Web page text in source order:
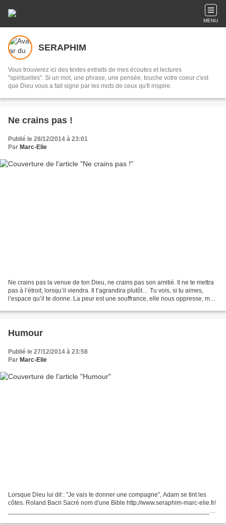
MENU
SERAPHIM
Vous trouverez ici des textes extraits de mes écoutes et lectures
"spirituelles". Si un mot, une phrase, une pensée, touche votre coeur c'est
que Dieu vous a fait signe par les mots de ceux qu'Il inspire.
Ne crains pas !
Publié le 28/12/2014 à 23:01
Par Marc-Elie
Ne crains pas la venue de ton Dieu, ne crains pas son amitié. Il ne te mettra
pas à l’étroit, lorsqu’il viendra. Il t’agrandira plutôt… Tu vois, si tu aimes,
l’espace qu’il te donne. La peur est une souffrance, elle nous oppresse, mais
Humour
Publié le 27/12/2014 à 23:58
Par Marc-Elie
Lorsque Dieu lui dit : "Je vais te donner une compagne", Adam se tint les
côtes. Roland Bacri Sacré nom d'une Bible http://www.seraphim-marc-elie.fr/
___________________________________________________________